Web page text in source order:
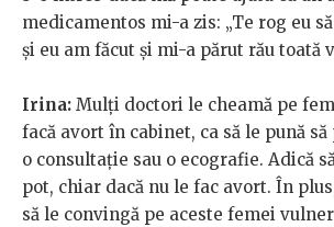
medicamentos mi-a zis: „Te rog eu
și eu am făcut și mi-a părut rău toată
Irina: Mulți doctori le cheamă pe
facă avort în cabinet, ca să le pună
o consultație sau o ecografie. Adică
pot, chiar dacă nu le fac avort. În
să le convingă pe aceste femei